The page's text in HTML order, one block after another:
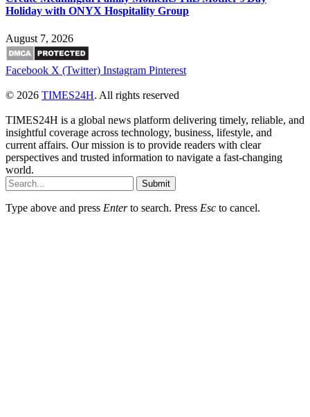
Holiday with ONYX Hospitality Group
August 7, 2026
Facebook X (Twitter) Instagram Pinterest
© 2026 TIMES24H. All rights reserved
TIMES24H is a global news platform delivering timely, reliable, and
insightful coverage across technology, business, lifestyle, and
current affairs. Our mission is to provide readers with clear
perspectives and trusted information to navigate a fast-changing
world.
Submit
Type above and press Enterto search. Press Esc to cancel.